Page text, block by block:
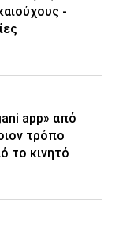
-
app» από
τρόπο
το κινητό